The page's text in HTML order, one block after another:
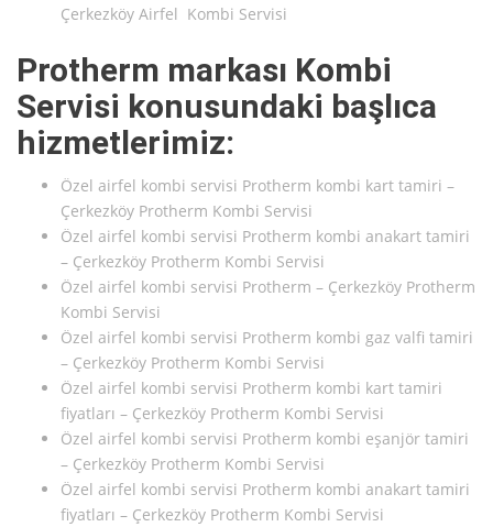
Çerkezköy Airfel Kombi Servisi
Protherm markası Kombi
Servisi konusundaki başlıca
hizmetlerimiz:
Özel airfel kombi servisi Protherm kombi kart tamiri –
Çerkezköy Protherm Kombi Servisi
Özel airfel kombi servisi Protherm kombi anakart tamiri
– Çerkezköy Protherm Kombi Servisi
Özel airfel kombi servisi Protherm – Çerkezköy Protherm
Kombi Servisi
Özel airfel kombi servisi Protherm kombi gaz valfi tamiri
– Çerkezköy Protherm Kombi Servisi
Özel airfel kombi servisi Protherm kombi kart tamiri
fiyatları – Çerkezköy Protherm Kombi Servisi
Özel airfel kombi servisi Protherm kombi eşanjör tamiri
– Çerkezköy Protherm Kombi Servisi
Özel airfel kombi servisi Protherm kombi anakart tamiri
fiyatları – Çerkezköy Protherm Kombi Servisi